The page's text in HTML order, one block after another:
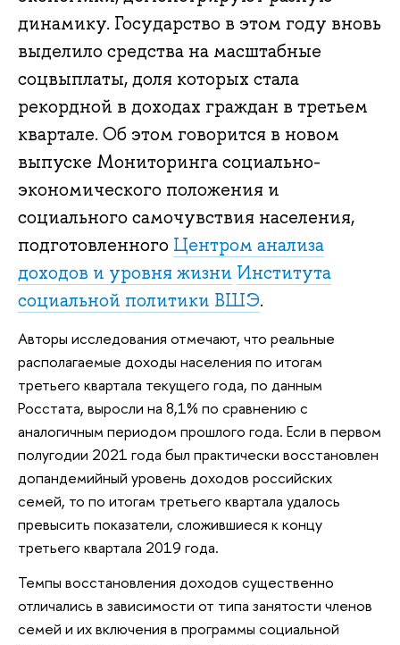
динамику. Государство в этом году вновь
выделило средства на масштабные
соцвыплаты, доля которых стала
рекордной в доходах граждан в третьем
квартале. Об этом говорится в новом
выпуске Мониторинга социально-
экономического положения и
социального самочувствия населения,
подготовленного Центром анализа
доходов и уровня жизни Института
социальной политики ВШЭ.
Авторы исследования отмечают, что реальные
располагаемые доходы населения по итогам
третьего квартала текущего года, по данным
Росстата, выросли на 8,1% по сравнению с
аналогичным периодом прошлого года. Если в первом
полугодии 2021 года был практически восстановлен
допандемийный уровень доходов российских
семей, то по итогам третьего квартала удалось
превысить показатели, сложившиеся к концу
третьего квартала 2019 года.
Темпы восстановления доходов существенно
отличались в зависимости от типа занятости членов
семей и их включения в программы социальной